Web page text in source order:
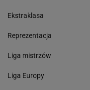
Ekstraklasa
Reprezentacja
Liga mistrzów
Liga Europy